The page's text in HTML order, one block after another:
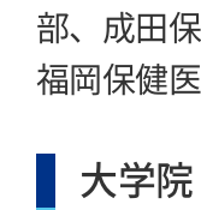
部、成田
福岡保健
大学